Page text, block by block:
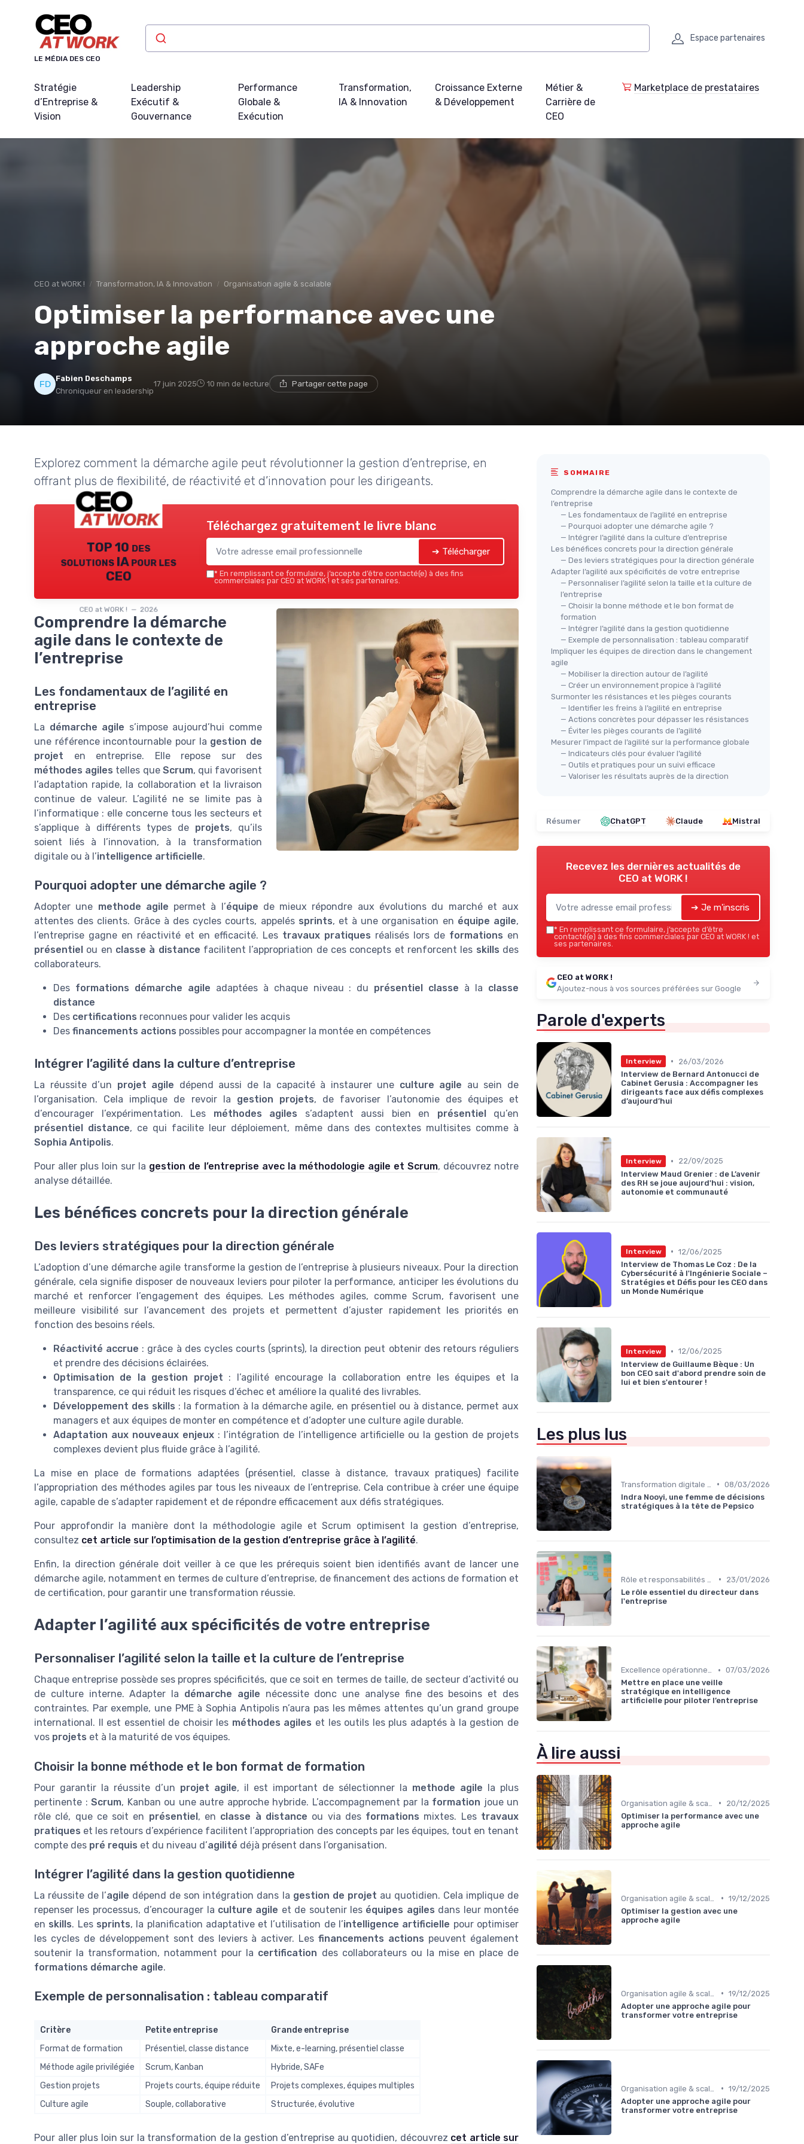
LE MÉDIA DES CEO
Espace partenaires
Stratégie
d’Entreprise &
Vision
Leadership
Exécutif &
Gouvernance
Performance
Globale &
Exécution
Transformation,
IA & Innovation
Croissance Externe
& Développement
Métier &
Carrière de
CEO
Marketplace de prestataires
CEO at WORK ! Transformation, IA & Innovation Organisation agile & scalable
Optimiser la performance avec une
approche agile
Fabien Deschamps
Chroniqueur en leadership
17 juin 2025 10 min de lecture Partager cette page
Explorez comment la démarche agile peut révolutionner la gestion d’entreprise, en
offrant plus de flexibilité, de réactivité et d’innovation pour les dirigeants.
TOP 10 des
solutions IA pour les
CEO
CEO at WORK ! — 2026
Téléchargez gratuitement le livre blanc
➔ Télécharger
* En remplissant ce formulaire, j’accepte d’être contacté(e) à des fins
commerciales par CEO at WORK ! et ses partenaires.
Comprendre la démarche
agile dans le contexte de
l’entreprise
Les fondamentaux de l’agilité en
entreprise
La démarche agile s’impose aujourd’hui comme
une référence incontournable pour la gestion de
projet en entreprise. Elle repose sur des
méthodes agiles telles que Scrum, qui favorisent
l’adaptation rapide, la collaboration et la livraison
continue de valeur. L’agilité ne se limite pas à
l’informatique : elle concerne tous les secteurs et
s’applique à différents types de projets, qu’ils
soient liés à l’innovation, à la transformation
digitale ou à l’intelligence artificielle.
Pourquoi adopter une démarche agile ?
Adopter une methode agile permet à l’équipe de mieux répondre aux évolutions du marché et aux
attentes des clients. Grâce à des cycles courts, appelés sprints, et à une organisation en équipe agile,
l’entreprise gagne en réactivité et en efficacité. Les travaux pratiques réalisés lors de formations en
présentiel ou en classe à distance facilitent l’appropriation de ces concepts et renforcent les skills des
collaborateurs.
Des formations démarche agile adaptées à chaque niveau : du présentiel classe à la classe
distance
Des certifications reconnues pour valider les acquis
Des financements actions possibles pour accompagner la montée en compétences
Intégrer l’agilité dans la culture d’entreprise
La réussite d’un projet agile dépend aussi de la capacité à instaurer une culture agile au sein de
l’organisation. Cela implique de revoir la gestion projets, de favoriser l’autonomie des équipes et
d’encourager l’expérimentation. Les méthodes agiles s’adaptent aussi bien en présentielqu’en
présentiel distance, ce qui facilite leur déploiement, même dans des contextes multisites comme à
Sophia Antipolis.
Pour aller plus loin sur la gestion de l’entreprise avec la méthodologie agile et Scrum, découvrez notre
analyse détaillée.
Les bénéfices concrets pour la direction générale
Des leviers stratégiques pour la direction générale
L’adoption d’une démarche agile transforme la gestion de l’entreprise à plusieurs niveaux. Pour la direction
générale, cela signifie disposer de nouveaux leviers pour piloter la performance, anticiper les évolutions du
marché et renforcer l’engagement des équipes. Les méthodes agiles, comme Scrum, favorisent une
meilleure visibilité sur l’avancement des projets et permettent d’ajuster rapidement les priorités en
fonction des besoins réels.
Réactivité accrue : grâce à des cycles courts (sprints), la direction peut obtenir des retours réguliers
et prendre des décisions éclairées.
Optimisation de la gestion projet : l’agilité encourage la collaboration entre les équipes et la
transparence, ce qui réduit les risques d’échec et améliore la qualité des livrables.
Développement des skills : la formation à la démarche agile, en présentiel ou à distance, permet aux
managers et aux équipes de monter en compétence et d’adopter une culture agile durable.
Adaptation aux nouveaux enjeux : l’intégration de l’intelligence artificielle ou la gestion de projets
complexes devient plus fluide grâce à l’agilité.
La mise en place de formations adaptées (présentiel, classe à distance, travaux pratiques) facilite
l’appropriation des méthodes agiles par tous les niveaux de l’entreprise. Cela contribue à créer une équipe
agile, capable de s’adapter rapidement et de répondre efficacement aux défis stratégiques.
Pour approfondir la manière dont la méthodologie agile et Scrum optimisent la gestion d’entreprise,
consultez cet article sur l’optimisation de la gestion d’entreprise grâce à l’agilité.
Enfin, la direction générale doit veiller à ce que les prérequis soient bien identifiés avant de lancer une
démarche agile, notamment en termes de culture d’entreprise, de financement des actions de formation et
de certification, pour garantir une transformation réussie.
Adapter l’agilité aux spécificités de votre entreprise
Personnaliser l’agilité selon la taille et la culture de l’entreprise
Chaque entreprise possède ses propres spécificités, que ce soit en termes de taille, de secteur d’activité ou
de culture interne. Adapter la démarche agile nécessite donc une analyse fine des besoins et des
contraintes. Par exemple, une PME à Sophia Antipolis n’aura pas les mêmes attentes qu’un grand groupe
international. Il est essentiel de choisir les méthodes agiles et les outils les plus adaptés à la gestion de
vos projets et à la maturité de vos équipes.
Choisir la bonne méthode et le bon format de formation
Pour garantir la réussite d’un projet agile, il est important de sélectionner la methode agile la plus
pertinente : Scrum, Kanban ou une autre approche hybride. L’accompagnement par la formation joue un
rôle clé, que ce soit en présentiel, en classe à distance ou via des formations mixtes. Les travaux
pratiques et les retours d’expérience facilitent l’appropriation des concepts par les équipes, tout en tenant
compte des pré requis et du niveau d’agilité déjà présent dans l’organisation.
Intégrer l’agilité dans la gestion quotidienne
La réussite de l’agile dépend de son intégration dans la gestion de projet au quotidien. Cela implique de
repenser les processus, d’encourager la culture agile et de soutenir les équipes agiles dans leur montée
en skills. Les sprints, la planification adaptative et l’utilisation de l’intelligence artificielle pour optimiser
les cycles de développement sont des leviers à activer. Lesfinancements actions peuvent également
soutenir la transformation, notamment pour la certification des collaborateurs ou la mise en place de
formations démarche agile.
Exemple de personnalisation : tableau comparatif
Critère Petite entreprise
Grande entreprise
Format de formation
Présentiel, classe distance
Mixte, e-learning, présentiel classe
Méthode agile privilégiée
Scrum, Kanban
Hybride, SAFe
Gestion projets
Projets courts, équipe réduite
Projets complexes, équipes multiples
Culture agile
Souple, collaborative Structurée, évolutive
Pour aller plus loin sur la transformation de la gestion d’entreprise au quotidien, découvrez cet article sur
SOMMAIRE
Comprendre la démarche agile dans le contexte de
l’entreprise
— Les fondamentaux de l’agilité en entreprise
— Pourquoi adopter une démarche agile ?
— Intégrer l’agilité dans la culture d’entreprise
Les bénéfices concrets pour la direction générale
— Des leviers stratégiques pour la direction générale
Adapter l’agilité aux spécificités de votre entreprise
— Personnaliser l’agilité selon la taille et la culture de
l’entreprise
— Choisir la bonne méthode et le bon format de
formation
— Intégrer l’agilité dans la gestion quotidienne
— Exemple de personnalisation : tableau comparatif
Impliquer les équipes de direction dans le changement
agile
— Mobiliser la direction autour de l’agilité
— Créer un environnement propice à l’agilité
Surmonter les résistances et les pièges courants
— Identifier les freins à l’agilité en entreprise
— Actions concrètes pour dépasser les résistances
— Éviter les pièges courants de l’agilité
Mesurer l’impact de l’agilité sur la performance globale
— Indicateurs clés pour évaluer l’agilité
— Outils et pratiques pour un suivi efficace
— Valoriser les résultats auprès de la direction
Résumer ChatGPT Claude Mistral
Recevez les dernières actualités de
CEO at WORK !
➔ Je m'inscris
* En remplissant ce formulaire, j’accepte d’être
contacté(e) à des fins commerciales par CEO at WORK ! et
ses partenaires.
CEO at WORK !
Ajoutez-nous à vos sources préférées sur Google
Parole d'experts
Interview •
26/03/2026
Interview de Bernard Antonucci de
Cabinet Gerusia : Accompagner les
dirigeants face aux défis complexes
d’aujourd’hui
Interview •
22/09/2025
Interview Maud Grenier : de L’avenir
des RH se joue aujourd'hui : vision,
autonomie et communauté
Interview • 12/06/2025
Interview de Thomas Le Coz : De la
Cybersécurité à l'Ingénierie Sociale –
Stratégies et Défis pour les CEO dans
un Monde Numérique
Interview • 12/06/2025
Interview de Guillaume Bèque : Un
bon CEO sait d'abord prendre soin de
lui et bien s'entourer !
Les plus lus
• 08/03/2026
Indra Nooyi, une femme de décisions
stratégiques à la tête de Pepsico
•
23/01/2026
Le rôle essentiel du directeur dans
l'entreprise
Excellence opérationnelle • 07/03/2026
Mettre en place une veille
stratégique en intelligence
artificielle pour piloter l’entreprise
À lire aussi
•
20/12/2025
Optimiser la performance avec une
approche agile
• 19/12/2025
Optimiser la gestion avec une
approche agile
• 19/12/2025
Adopter une approche agile pour
transformer votre entreprise
• 19/12/2025
Adopter une approche agile pour
transformer votre entreprise